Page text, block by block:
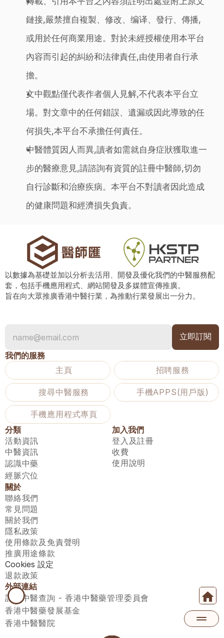
鏈接,嚴禁擅自複製、修改、编译、發行、傳播,
或用於任何商業用途。對於未經授權使用本平台
內容而引起的糾紛和法律責任,由使用者自行承
擔。
文中觀點僅代表作者個人見解,不代表本平台立
場。對文章中的任何錯誤、遺漏或因此導致的任
何損失,本平台不承擔任何責任。
中醫體質因人而異,讀者如需就自身症狀獲取進一
步的醫療意見,請諮詢有資質的註冊中醫師,切勿
自行診斷和治療疾病。本平台不對讀者因此造成
的健康問題和經濟損失負責。
以數據為基礎並加以分析去活用、開發及優化我們的中醫服務配
套，包括手機應用程式、網站開發及多媒體宣傳推廣。
旨在向大眾推廣香港中醫行業，為推動行業發展出一分力。
我們的服務
主頁
招聘服務
搜尋中醫服務 手機APPS(用戶版)
手機應用程式專頁
分類
活動資訊
中醫資訊
認識中藥
經脈穴位
加入我們
登入及註冊
收費
使用說明
關於
聯絡我們
常見問題
關於我們
隱私政策
使用條款及免責聲明
推廣用途條款
Cookies 設定
退款政策
外部連結
註冊中醫查詢 - 香港中醫藥管理委員會
香港中醫藥發展基金
香港中醫醫院